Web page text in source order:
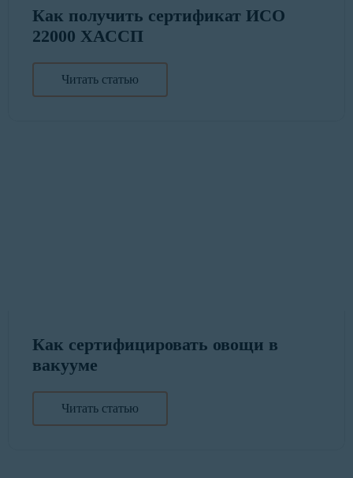
Как получить сертификат ИСО
22000 ХАССП
Читать статью
Как сертифицировать овощи в
вакууме
Читать статью